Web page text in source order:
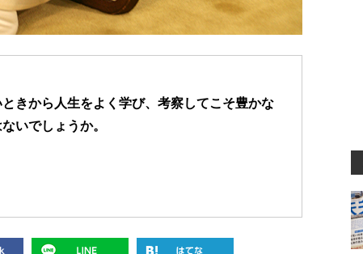
きから人生をよく学び、考察してこそ豊かな
いでしょうか。